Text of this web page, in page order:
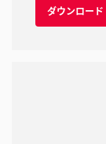
ダウンロード